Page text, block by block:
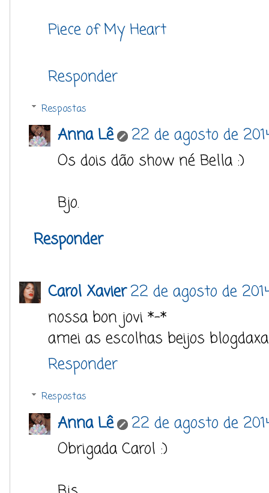
Piece of My Heart
Responder
Respostas
Anna Lê
22 de agosto de
Os dois dão show né Bella :)
Bjo.
Responder
Carol Xavier22 de agosto de
nossa bon jovi *-*
amei as escolhas beijos
Responder
Respostas
Anna Lê
22 de agosto de
Obrigada Carol :)